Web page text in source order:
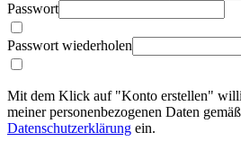
Passwort
Passwort wiederholen
Mit dem Klick auf "Konto erstellen"
meiner personenbezogenen Daten
Datenschutzerklärung ein.